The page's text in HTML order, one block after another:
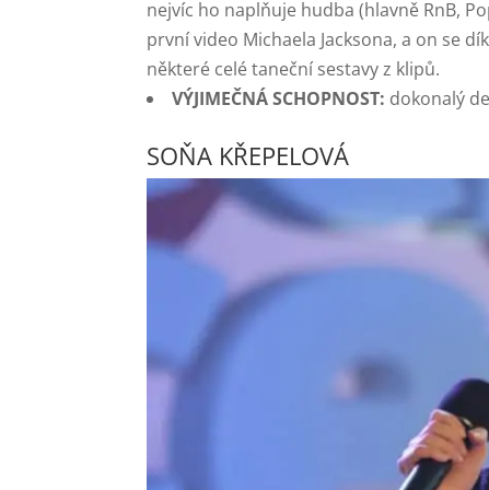
nejvíc ho naplňuje hudba (hlavně RnB,
první video Michaela Jacksona, a on se
některé celé taneční sestavy z klipů.
VÝJIMEČNÁ SCHOPNOST: dokonalý
SOŇA KŘEPELOVÁ